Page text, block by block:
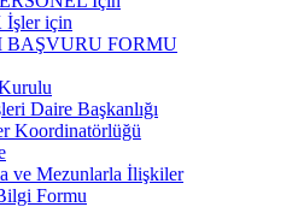
için
FORMU
Daire Başkanlığı
Koordinatörlüğü
ve Mezunlarla İlişkiler
Formu